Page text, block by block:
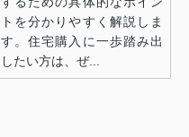
トを分かりやすく解説しま
す。住宅購入に一歩踏み出
したい方は、ぜ...